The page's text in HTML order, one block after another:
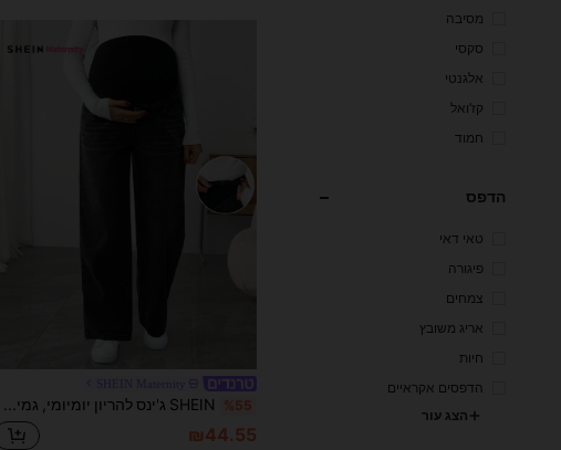
מסיבה
סקסי
אלגנטי
קז'ואל
חמוד
הדפס
טאי דאי
פיגורה
צמחים
אריג משובץ
חיות
הדפסים אקראיים
הצג עור
%55
₪44.55